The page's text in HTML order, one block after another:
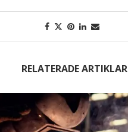
RELATERADE ARTIKLAR